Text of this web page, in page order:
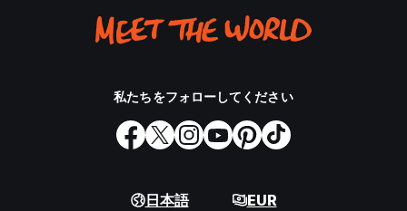
私たちをフォローしてください
日本語 EUR